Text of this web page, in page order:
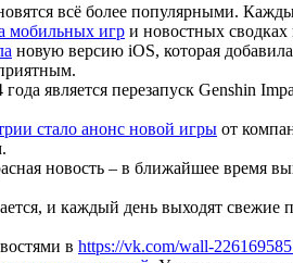
всё более популярными.
мобильных игр и новостных
новую версию iOS, которая
года является перезапуск Genshin
стало анонс новой игры от
новость – в ближайшее время
и каждый день выходят
в https://vk.com/wall-